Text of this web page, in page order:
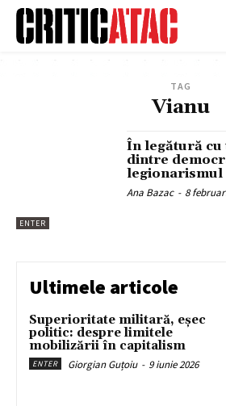
TAG
Vianu
ENTER
În legătură
dintre
legionarismul
Ana Bazac - 8
Ultimele articole
Superioritate militară, eșec
politic: despre limitele
mobilizării în capitalism
ENTER Giorgian Guțoiu - 9 iunie 2026